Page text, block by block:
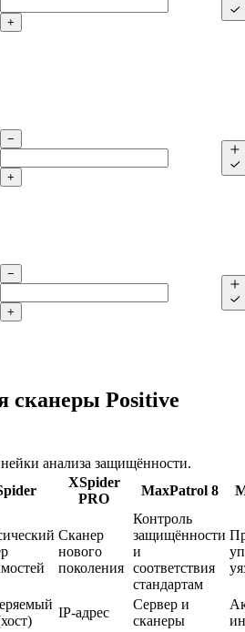
+
−
+
−
+
сканеры Positive
анализа защищённости.
XSpider
PRO
MaxPatrol 8
Сканер
нового
поколения
Контроль
защищённости
и
соответствия
стандартам
IP-адрес
Сервер и
сканеры